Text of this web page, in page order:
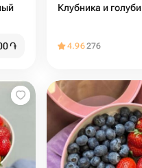
֏
Клубника и
4.96276